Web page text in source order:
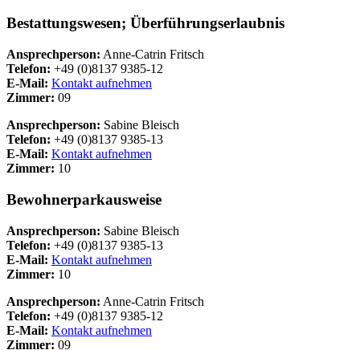
Bestattungswesen; Überführungserlaubnis
Ansprechperson: Anne-Catrin Fritsch
Telefon: +49 (0)8137 9385-12
E-Mail: Kontakt aufnehmen
Zimmer: 09
Ansprechperson: Sabine Bleisch
Telefon: +49 (0)8137 9385-13
E-Mail: Kontakt aufnehmen
Zimmer: 10
Bewohnerparkausweise
Ansprechperson: Sabine Bleisch
Telefon: +49 (0)8137 9385-13
E-Mail: Kontakt aufnehmen
Zimmer: 10
Ansprechperson: Anne-Catrin Fritsch
Telefon: +49 (0)8137 9385-12
E-Mail: Kontakt aufnehmen
Zimmer: 09